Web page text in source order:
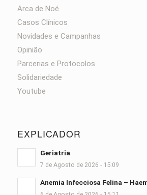
Arca de Noé
Casos Clínicos
Novidades e Campanhas
Opinião
Parcerias e Protocolos
Solidariedade
Youtube
EXPLICADOR
Geriatria
7 de Agosto de 2026 - 15:09
Anemia Infecciosa Felina –